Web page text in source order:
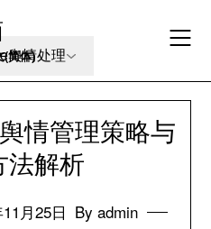
舆情处理
情管理策略与
法解析
月25日 By admin